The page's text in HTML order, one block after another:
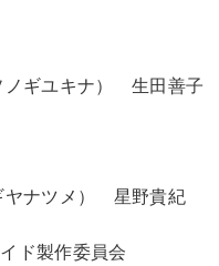
ナ） 生田善子
） 星野貴紀
ド製作委員会